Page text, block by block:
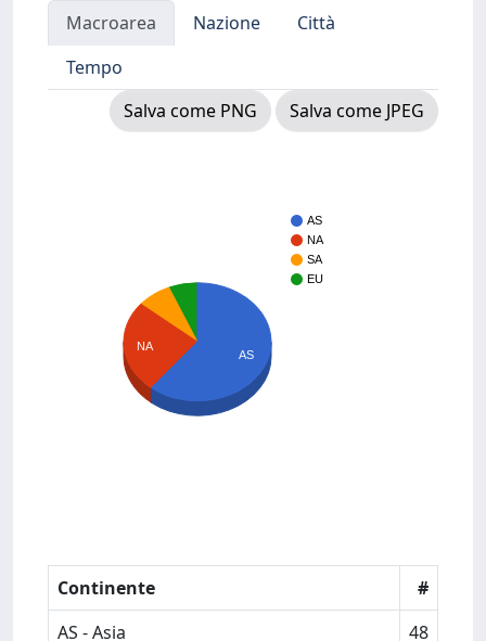
Macroarea Nazione
Città
Tempo
Salva come PNG
Salva come JPEG
AS
NA
SA
EU
NA
AS
Continente
#
AS - Asia
48